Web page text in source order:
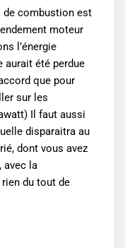
de combustion est
moteur
l’énergie
aurait été perdue
que pour
sur les
Il faut aussi
disparaitra au
dont vous avez
avec la
du tout de